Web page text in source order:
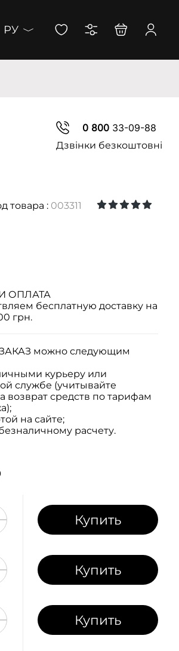
РУ
0 80033-09-88
Дзвінки безкоштовні
товара : 003311
ОПЛАТА
бесплатную доставку на
грн.
можно следующим
курьеру или
службе (учитывайте
возврат средств по тарифам
на сайте;
расчету.
Купить
Купить
Купить